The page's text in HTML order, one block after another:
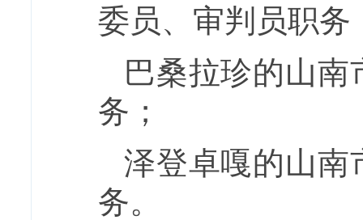
委员、审判员职务
巴桑拉珍的山
务；
泽登卓嘎的山南
务。